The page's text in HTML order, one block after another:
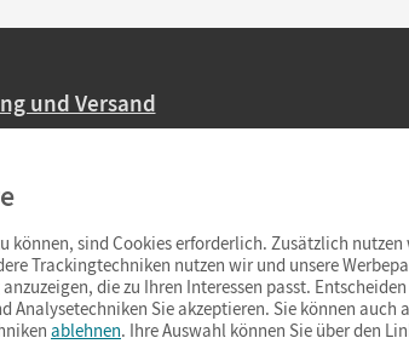
und Versand
EUR Bestellwert liefern wir
in 3–6 Tagen).
können, sind Cookies erforderlich. Zusätzlich nutzen
Trackingtechniken nutzen wir und unsere
die zu Ihren Interessen passt.
Analysetechniken Sie akzeptieren. Sie können auch
ablehnen. Ihre Auswahl können Sie über den